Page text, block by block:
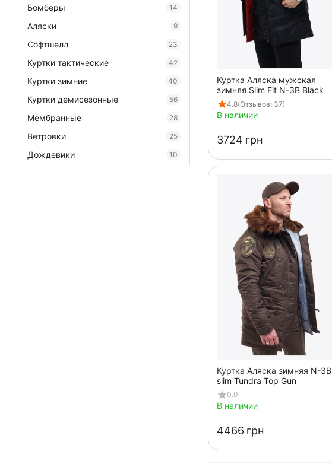
Куртка Аляска мужская
зимняя Slim Fit N-3B Black
4.8(Отзывов: 37)
В наличии
‍3724‍ грн
Куртка Аляска зимняя N-3B
slim Tundra Top Gun
0.0
В наличии
‍4466‍ грн
Бомберы 14
Аляски 9
Софтшелл 23
Куртки тактические 42
Куртки зимние 40
Куртки демисезонные 56
Мембранные 28
Ветровки 25
Дождевики 10